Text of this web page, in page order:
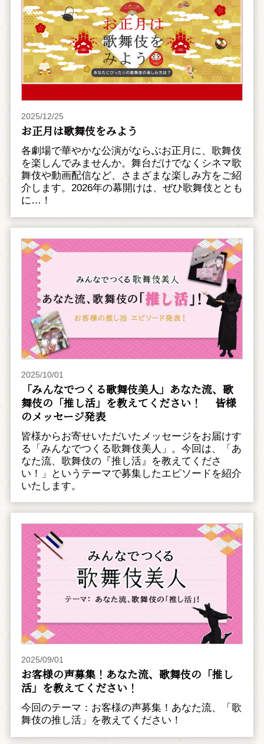
2025/12/25
お正月は歌舞伎をみよう
各劇場で華やかな公演がならぶお正月に、歌舞伎
を楽しんでみませんか。舞台だけでなくシネマ歌
舞伎や動画配信など、さまざまな楽しみ方をご紹
介します。2026年の幕開けは、ぜひ歌舞伎ととも
に…！
2025/10/01
「みんなでつくる歌舞伎美人」あなた流、歌
舞伎の「推し活」を教えてください！ 皆様
のメッセージ発表
皆様からお寄せいただいたメッセージをお届けす
る「みんなでつくる歌舞伎美人」。今回は、「あ
なた流、歌舞伎の『推し活』を教えてくださ
い！」というテーマで募集したエピソードを紹介
いたします。
2025/09/01
お客様の声募集！あなた流、歌舞伎の「推し
活」を教えてください！
今回のテーマ：お客様の声募集！あなた流、「歌
舞伎の推し活」を教えてください！